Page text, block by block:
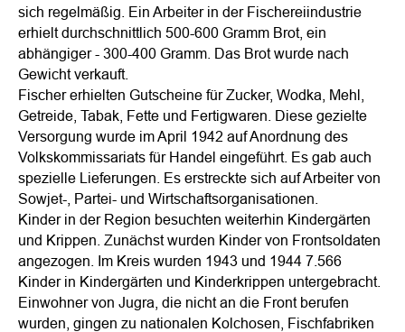
sich regelmäßig. Ein Arbeiter in der Fischereiindustrie
erhielt durchschnittlich 500-600 Gramm Brot, ein
abhängiger - 300-400 Gramm. Das Brot wurde nach
Gewicht verkauft.
Fischer erhielten Gutscheine für Zucker, Wodka, Mehl,
Getreide, Tabak, Fette und Fertigwaren. Diese gezielte
Versorgung wurde im April 1942 auf Anordnung des
Volkskommissariats für Handel eingeführt. Es gab auch
spezielle Lieferungen. Es erstreckte sich auf Arbeiter von
Sowjet-, Partei- und Wirtschaftsorganisationen.
Kinder in der Region besuchten weiterhin Kindergärten
und Krippen. Zunächst wurden Kinder von Frontsoldaten
angezogen. Im Kreis wurden 1943 und 1944 7.566
Kinder in Kindergärten und Kinderkrippen untergebracht.
Einwohner von Jugra, die nicht an die Front berufen
wurden, gingen zu nationalen Kolchosen, Fischfabriken